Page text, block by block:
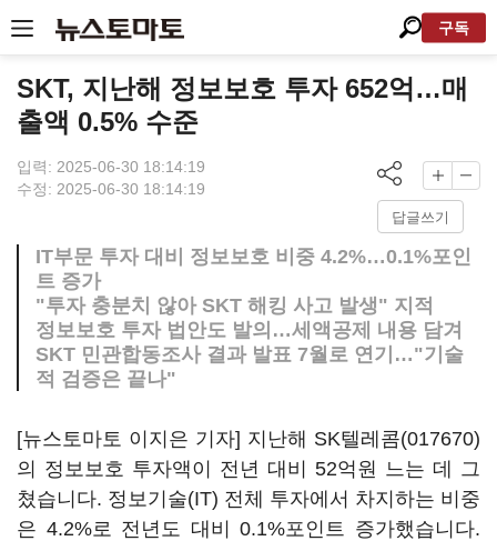
구독
SKT, 지난해 정보보호 투자 652억…매
출액 0.5% 수준
입력: 2025-06-30 18:14:19
수정: 2025-06-30 18:14:19
답글쓰기
IT부문 투자 대비 정보보호 비중 4.2%…0.1%포인
트 증가
"투자 충분치 않아 SKT 해킹 사고 발생" 지적
정보보호 투자 법안도 발의…세액공제 내용 담겨
SKT 민관합동조사 결과 발표 7월로 연기…"기술
적 검증은 끝나"
[뉴스토마토 이지은 기자] 지난해 SK텔레콤(017670)
의 정보보호 투자액이 전년 대비 52억원 느는 데 그
쳤습니다. 정보기술(IT) 전체 투자에서 차지하는 비중
은 4.2%로 전년도 대비 0.1%포인트 증가했습니다.